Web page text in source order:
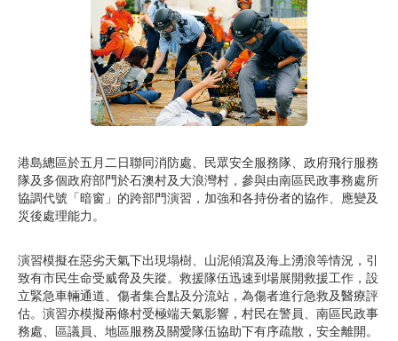
港島總區於五月二日聯同消防處、民眾安全服務隊、政府飛行服務
隊及多個政府部門於石澳村及大浪灣村，參與由南區民政事務處所
協調代號「暗窗」的跨部門演習，加強和各持份者的協作、應變及
災後處理能力。
演習模擬在惡劣天氣下出現塌樹、山泥傾瀉及海上湧浪等情況，引
致有市民生命受威脅及失蹤。救援隊伍迅速到場展開救援工作，設
立緊急車輛通道、傷者集合點及分流站，為傷者進行急救及醫療評
估。演習亦模擬兩條村受極端天氣影響，村民在警員、南區民政事
務處、區議員、地區服務及關愛隊伍協助下有序疏散，安全離開。